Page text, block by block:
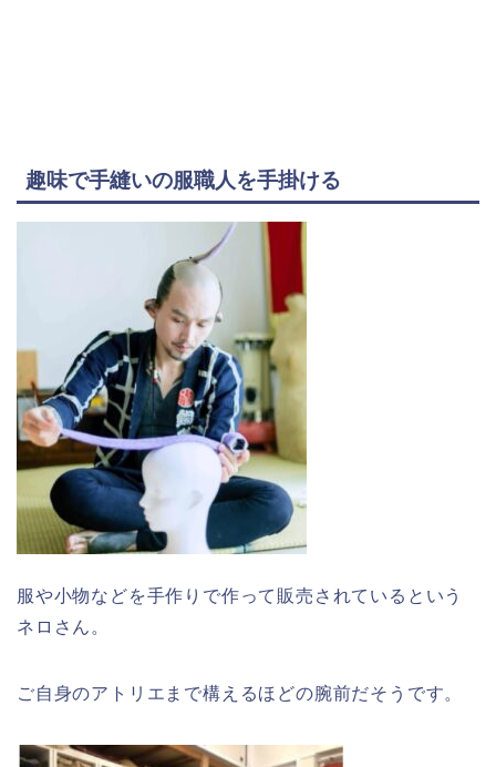
趣味で手縫いの服職人を手掛ける
服や小物などを手作りで作って販売されているという
ネロさん。
ご自身のアトリエまで構えるほどの腕前だそうです。